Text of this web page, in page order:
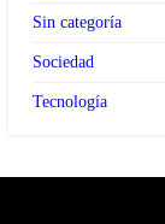
Sin categoría
Sociedad
Tecnología